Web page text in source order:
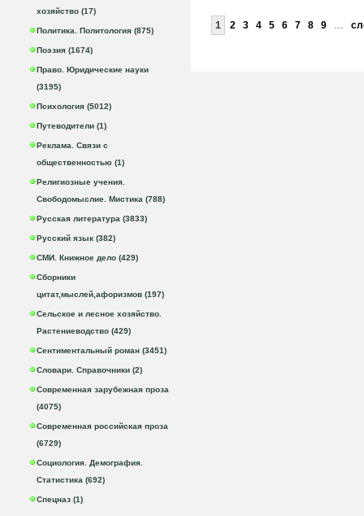
хозяйство (17)
Политика. Политология (875)
Поэзия (1674)
Право. Юридические науки
(3195)
Психология (5012)
Путеводители (1)
Реклама. Связи с
общественностью (1)
Религиозные учения.
Свободомыслие. Мистика (788)
Русская литература (3833)
Русский язык (382)
СМИ. Книжное дело (429)
Сборники
цитат,мыслей,афоризмов (197)
Сельское и лесное хозяйство.
Растениеводство (429)
Сентиментальный роман (3451)
Словари. Справочники (2)
Современная зарубежная проза
(4075)
Современная российская проза
(6729)
Социология. Демография.
Статистика (692)
Спецназ (1)
1 2 3 4 5 6 7 8 9 …